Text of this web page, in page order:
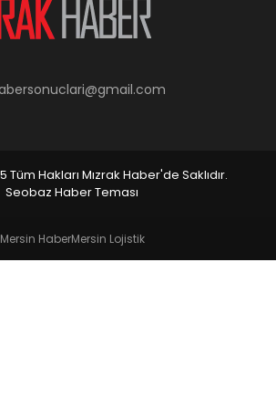
Hakları Mızrak Haber'de Saklıdır.
Seobaz Haber Teması
Mersin HaberMersin Lojistik